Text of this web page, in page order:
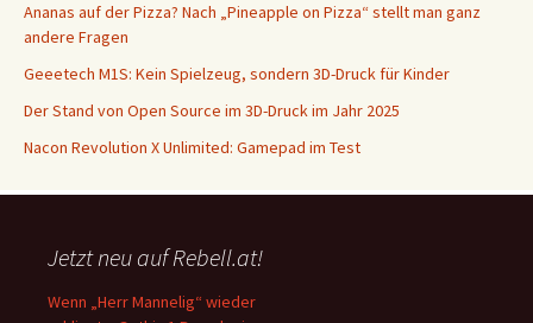
Ananas auf der Pizza? Nach „Pineapple on Pizza“ stellt man ganz
andere Fragen
Geeetech M1S: Kein Spielzeug, sondern 3D-Druck für Kinder
Der Stand von Open Source im 3D-Druck im Jahr 2025
Nacon Revolution X Unlimited: Gamepad im Test
Jetzt neu auf Rebell.at!
Wenn „Herr Mannelig“ wieder